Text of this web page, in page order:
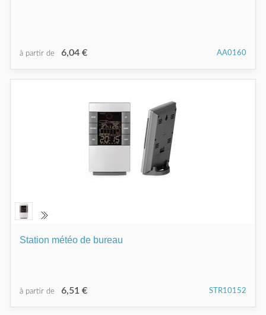
à partir de 6,04 € AA0160
Station météo de bureau
à partir de 6,51 € STR10152